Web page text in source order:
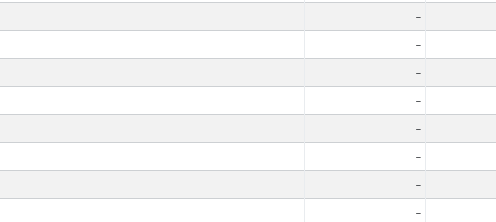
-
-
-
-
-
-
-
-